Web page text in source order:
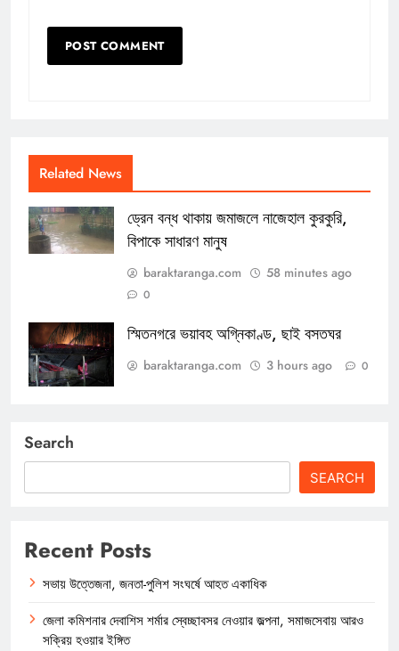
Related News
ড্রেন বন্ধ থাকায় জমাজলে নাজেহাল কুরকুরি,
বিপাকে সাধারণ মানুষ
baraktaranga.com 58 minutes ago
0
স্মিতনগরে ভয়াবহ অগ্নিকাণ্ড, ছাই বসতঘর
baraktaranga.com 3 hours ago 0
Search
SEARCH
Recent Posts
সভায় উত্তেজনা, জনতা-পুলিশ সংঘর্ষে আহত একাধিক
জেলা কমিশনার দেবাশিস শর্মার স্বেচ্ছাবসর নেওয়ার জল্পনা, সমাজসেবায় আরও
সক্রিয় হওয়ার ইঙ্গিত